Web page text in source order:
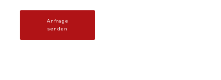
Anfrage
senden